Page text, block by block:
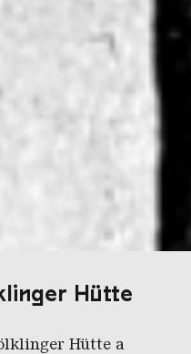
Hütte
Hütte a